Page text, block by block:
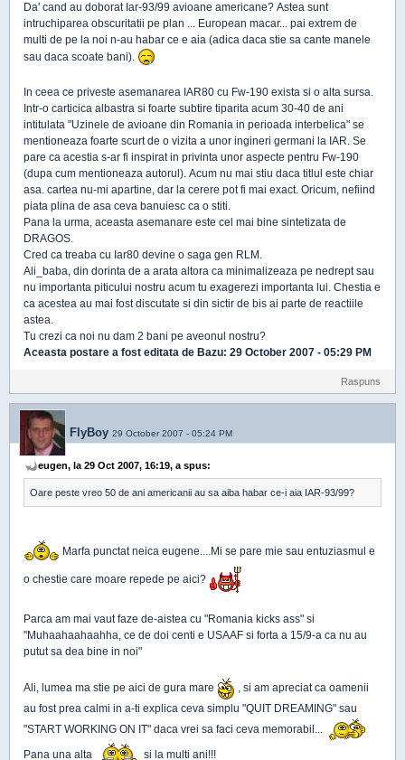
Da' cand au doborat Iar-93/99 avioane americane? Astea sunt
intruchiparea obscuritatii pe plan ... European macar... pai extrem de
multi de pe la noi n-au habar ce e aia (adica daca stie sa cante manele
sau daca scoate bani).
In ceea ce priveste asemanarea IAR80 cu Fw-190 exista si o alta sursa.
Intr-o carticica albastra si foarte subtire tiparita acum 30-40 de ani
intitulata "Uzinele de avioane din Romania in perioada interbelica" se
mentioneaza foarte scurt de o vizita a unor ingineri germani la IAR. Se
pare ca acestia s-ar fi inspirat in privinta unor aspecte pentru Fw-190
(dupa cum mentioneaza autorul). Acum nu mai stiu daca titlul este chiar
asa. cartea nu-mi apartine, dar la cerere pot fi mai exact. Oricum, nefiind
piata plina de asa ceva banuiesc ca o stiti.
Pana la urma, aceasta asemanare este cel mai bine sintetizata de
DRAGOS.
Cred ca treaba cu Iar80 devine o saga gen RLM.
Ali_baba, din dorinta de a arata altora ca minimalizeaza pe nedrept sau
nu importanta piticului nostru acum tu exagerezi importanta lui. Chestia e
ca acestea au mai fost discutate si din sictir de bis ai parte de reactiile
astea.
Tu crezi ca noi nu dam 2 bani pe aveonul nostru?
Aceasta postare a fost editata de Bazu: 29 October 2007 - 05:29 PM
Raspuns
FlyBoy 29 October 2007 - 05:24 PM
eugen, la 29 Oct 2007, 16:19, a spus:
Oare peste vreo 50 de ani americanii au sa aiba habar ce-i aia IAR-93/99?
Marfa punctat neica eugene....Mi se pare mie sau entuziasmul e
o chestie care moare repede pe aici?
Parca am mai vaut faze de-aistea cu "Romania kicks ass" si
"Muhaahaahaahha, ce de doi centi e USAAF si forta a 15/9-a ca nu au
putut sa dea bine in noi"
Ali, lumea ma stie pe aici de gura mare
, si am apreciat ca oamenii
au fost prea calmi in a-ti explica ceva simplu "QUIT DREAMING" sau
"START WORKING ON IT" daca vrei sa faci ceva memorabil...
Pana una alta
si la multi ani!!!